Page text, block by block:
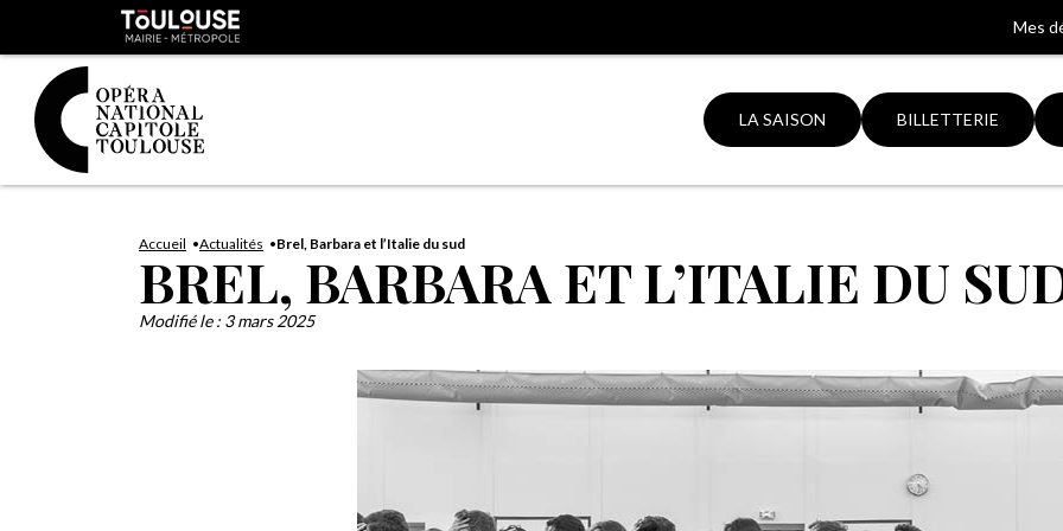
Panneau de gestion des cookies
contenu
principal
la
navigation
la
recherche
Toulouse
métropole
Mes
LA SAISON BILLETTERIE
Accueil Actualités Brel, Barbara et l’Italie du sud
BREL, BARBARA ET L’ITALIE DU
Modifié le : 3 mars 2025